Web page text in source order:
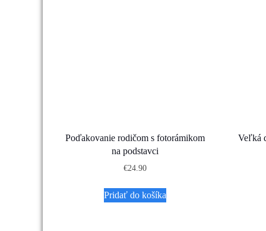
Poďakovanie rodičom s fotorámikom
na podstavci
€24.90
Pridať do košíka
Veľká